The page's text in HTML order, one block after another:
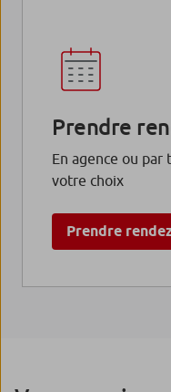
Prendre
En agence ou
votre choix
Prendre